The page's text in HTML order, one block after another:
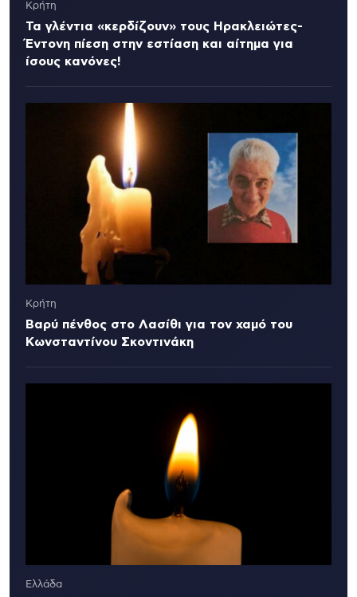
Κρήτη
Τα γλέντια «κερδίζουν» τους Ηρακλειώτες-
Έντονη πίεση στην εστίαση και αίτημα για
ίσους κανόνες!
Κρήτη
Βαρύ πένθος στο Λασίθι για τον χαμό του
Κωνσταντίνου Σκοντινάκη
Ελλάδα